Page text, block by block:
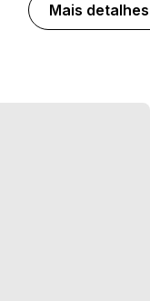
Mais detalhes